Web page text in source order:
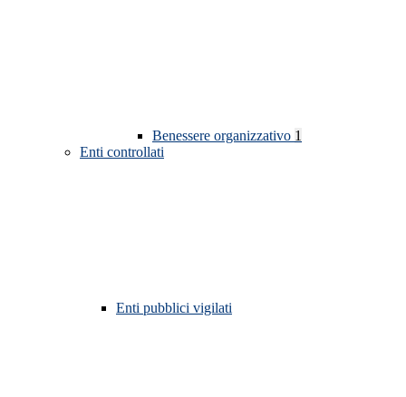
Benessere organizzativo 1
Enti controllati
Enti pubblici vigilati